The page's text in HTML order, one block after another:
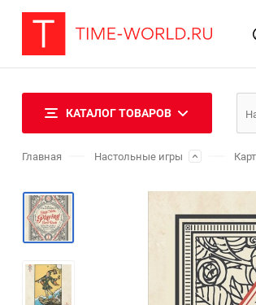
КАТАЛОГ ТОВАРОВ
Главная Настольные игры